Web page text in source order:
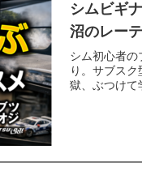
シムビギ
沼のレー
シム初心者の
り。サブス
獄、ぶつけて